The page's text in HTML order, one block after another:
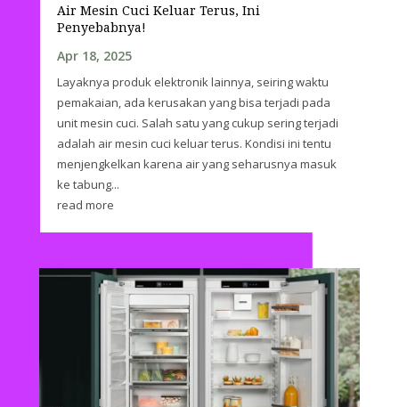
Air Mesin Cuci Keluar Terus, Ini
Penyebabnya!
Apr 18, 2025
Layaknya produk elektronik lainnya, seiring waktu
pemakaian, ada kerusakan yang bisa terjadi pada
unit mesin cuci. Salah satu yang cukup sering terjadi
adalah air mesin cuci keluar terus. Kondisi ini tentu
menjengkelkan karena air yang seharusnya masuk
ke tabung...
read more